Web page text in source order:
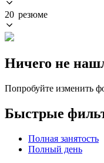
20 резюме
Ничего не
Попробуйте изменить
Быстрые
Полная занятость
Полный день